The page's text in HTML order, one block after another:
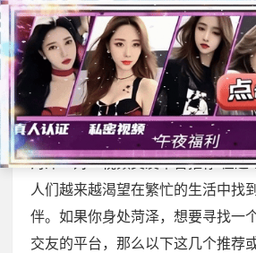
首页 >附近交友攻略
菏泽一对一视频交友平
2026-04-09 / 316 次浏览 附近交友攻略
菏泽一对一视频交友平台推荐 在这
人们越来越渴望在繁忙的生活中找
伴。如果你身处菏泽，想要寻找一
交友的平台，那么以下这几个推荐